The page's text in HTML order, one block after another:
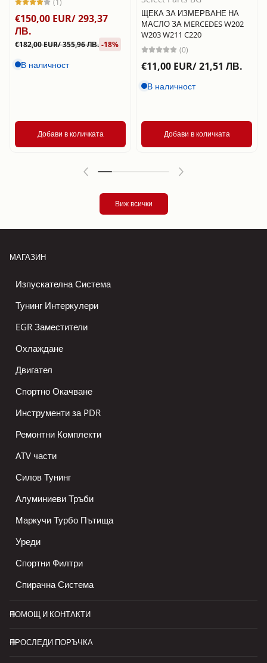
€150,00 EUR/ 293,37
ЛВ.
€182,00 EUR/ 355,96 ЛВ. -18%
В наличност
Добави в количката
ЩЕКА ЗА ИЗМЕРВАНЕ НА
МАСЛО ЗА MERCEDES W202
W203 W211 C220
(0)
€11,00 EUR/ 21,51 ЛВ.
В наличност
Добави в количката
Виж всички
МАГАЗИН
Изпускателна Система
Тунинг Интеркулери
EGR Заместители
Охлаждане
Двигател
Спортно Окачване
Инструменти за PDR
Ремонтни Комплекти
ATV части
Силов Тунинг
Алуминиеви Тръби
Маркучи Турбо Пътища
Уреди
Спортни Филтри
Спирачна Система
ПОМОЩ И КОНТАКТИ
ПРОСЛЕДИ ПОРЪЧКА